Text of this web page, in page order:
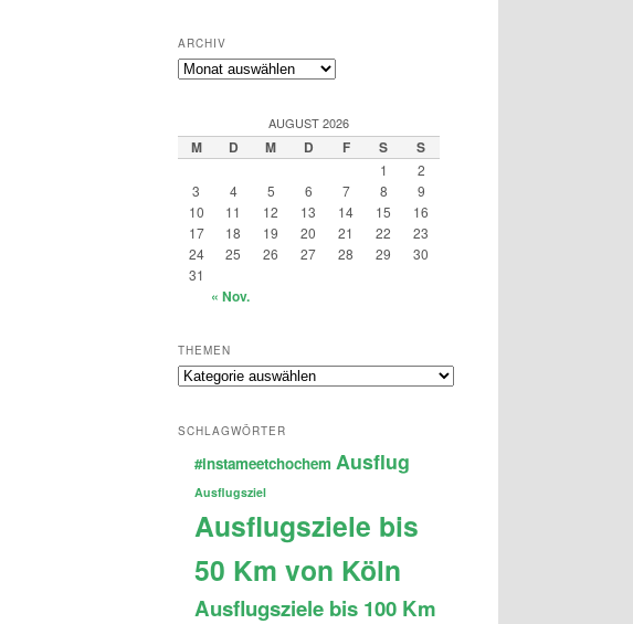
ARCHIV
Archiv
AUGUST 2026
M D M D F S S
1
2
3
4 5 6 7 8
9
10
11 12 13 14 15
16
17
18 19 20 21 22
23
24
25 26 27 28 29
30
31
« Nov.
THEMEN
Themen
SCHLAGWÖRTER
#instameetchochem Ausflug
Ausflugsziel
Ausflugsziele bis
50 Km von Köln
Ausflugsziele bis 100 Km